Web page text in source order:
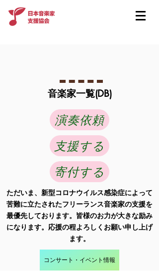
​音楽家一覧(DB)
演奏依頼
支援する
寄付する
ただいま、新型コロナウイルス感染症によって
苦難に立たされたフリーランス音楽家の支援を
最優先しております。皆様のお力が大きな励み
になります。応援の程よろしくお願い申し上げ
ます。
コンサート・イベント情報